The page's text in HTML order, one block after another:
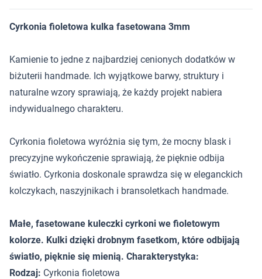
Cyrkonia fioletowa kulka fasetowana 3mm
Kamienie to jedne z najbardziej cenionych dodatków w
biżuterii handmade. Ich wyjątkowe barwy, struktury i
naturalne wzory sprawiają, że każdy projekt nabiera
indywidualnego charakteru.
Cyrkonia fioletowa wyróżnia się tym, że mocny blask i
precyzyjne wykończenie sprawiają, że pięknie odbija
światło. Cyrkonia doskonale sprawdza się w eleganckich
kolczykach, naszyjnikach i bransoletkach handmade.
Małe, fasetowane kuleczki cyrkoni we fioletowym
kolorze. Kulki dzięki drobnym fasetkom, które odbijają
światło, pięknie się mienią. Charakterystyka:
Rodzaj: Cyrkonia fioletowa